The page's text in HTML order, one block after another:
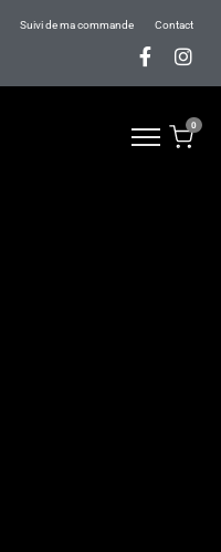
Suivi de ma commande Contact
0